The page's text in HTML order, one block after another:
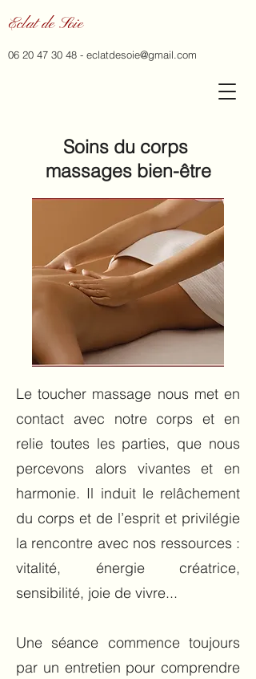
Eclat de Soie
06 20 47 30 48 - eclatdesoie@gmail.com
Soins du corps
massages bien-être
Le toucher massage nous met en
contact avec notre corps et en
relie toutes les parties, que nous
percevons alors vivantes et en
harmonie. Il induit le relâchement
du corps et de l’esprit et privilégie
la rencontre avec nos ressources :
vitalité, énergie créatrice,
sensibilité, joie de vivre...
Une séance commence toujours
par un entretien pour comprendre